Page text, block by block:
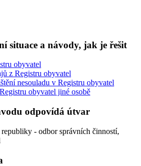
situace a návody, jak je řešit
obyvatel
z Registru obyvatel
nesouladu v Registru obyvatel
obyvatel jiné osobě
odpovídá útvar
- odbor správních činností,